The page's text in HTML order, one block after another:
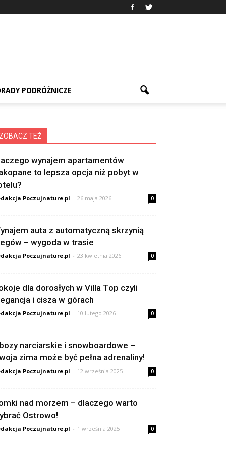
PODRÓŻNICZE
ZOBACZ TEŻ
wynajem apartamentów
to lepsza opcja niż pobyt w
Poczujnature.pl - 26 maja 2026 0
auta z automatyczną skrzynią
– wygoda w trasie
Poczujnature.pl - 23 kwietnia 2026 0
dla dorosłych w Villa Top czyli
i cisza w górach
Poczujnature.pl - 10 lutego 2026 0
narciarskie i snowboardowe –
zima może być pełna adrenaliny!
Poczujnature.pl - 12 września 2025 0
nad morzem – dlaczego warto
Ostrowo!
Poczujnature.pl - 1 września 2025 0